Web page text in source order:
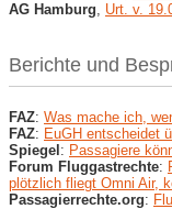
AG Hamburg
Urt. v.
Berichte und
FAZ: Was mache ich,
FAZ: EuGH entscheidet
Spiegel: Passagiere
Forum Fluggastrechte:
plötzlich fliegt Omni Air,
Passagierrechte.org: